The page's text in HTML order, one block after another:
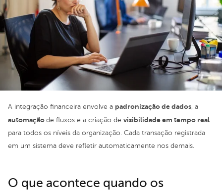
A integração financeira envolve a padronização de dados, a
automação de fluxos e a criação de visibilidade em tempo real
para todos os níveis da organização. Cada transação registrada
em um sistema deve refletir automaticamente nos demais.
O que acontece quando os